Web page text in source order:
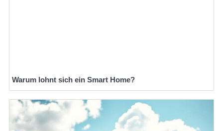
Warum lohnt sich ein Smart Home?